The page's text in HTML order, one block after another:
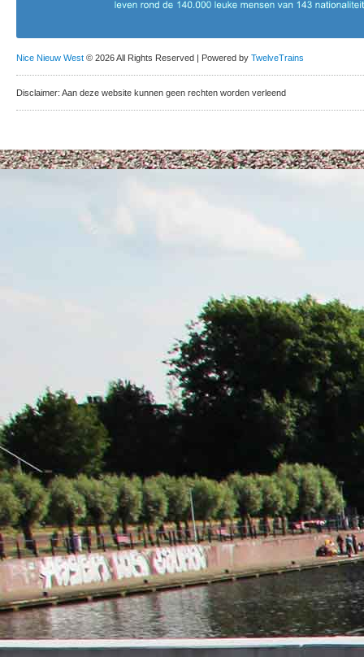
Nice Nieuw West © 2026 All Rights Reserved | Powered by TwelveTrains
Disclaimer: Aan deze website kunnen geen rechten worden verleend